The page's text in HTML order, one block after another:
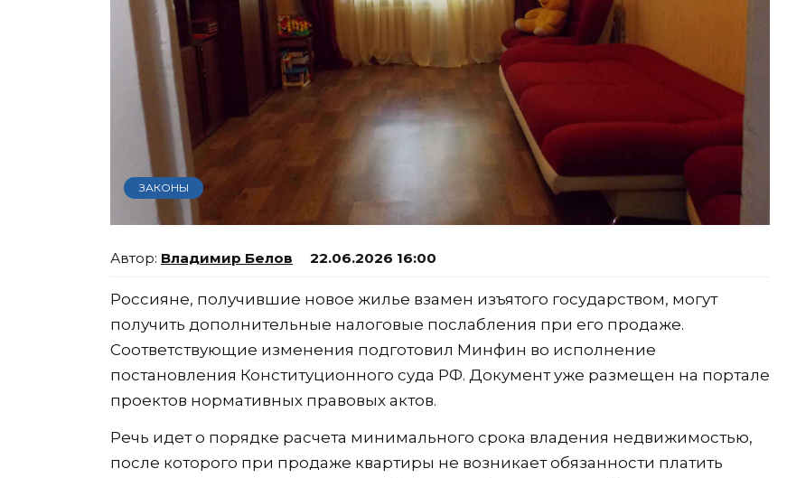
ЗАКОНЫ
Владимир Белов 22.06.2026 16:00
Россияне, получившие новое жилье взамен изъятого государством, могут
получить дополнительные налоговые послабления при его продаже.
Соответствующие изменения подготовил Минфин во исполнение
постановления Конституционного суда РФ. Документ уже размещен на портале
проектов нормативных правовых актов.
Речь идет о порядке расчета минимального срока владения недвижимостью,
после которого при продаже квартиры не возникает обязанности платить